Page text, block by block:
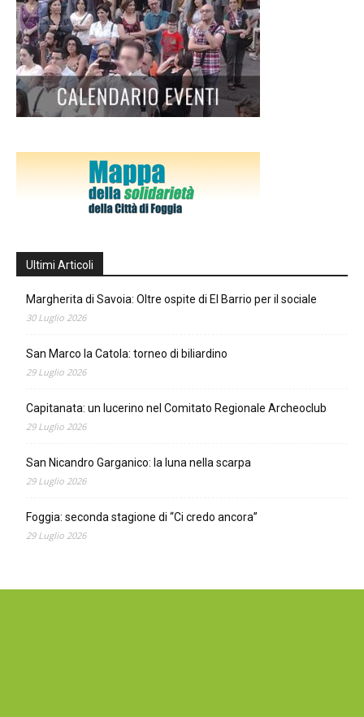
Ultimi Articoli
Margherita di Savoia: Oltre ospite di El Barrio per il sociale
30 Luglio 2026
San Marco la Catola: torneo di biliardino
29 Luglio 2026
Capitanata: un lucerino nel Comitato Regionale Archeoclub
29 Luglio 2026
San Nicandro Garganico: la luna nella scarpa
29 Luglio 2026
Foggia: seconda stagione di “Ci credo ancora”
29 Luglio 2026